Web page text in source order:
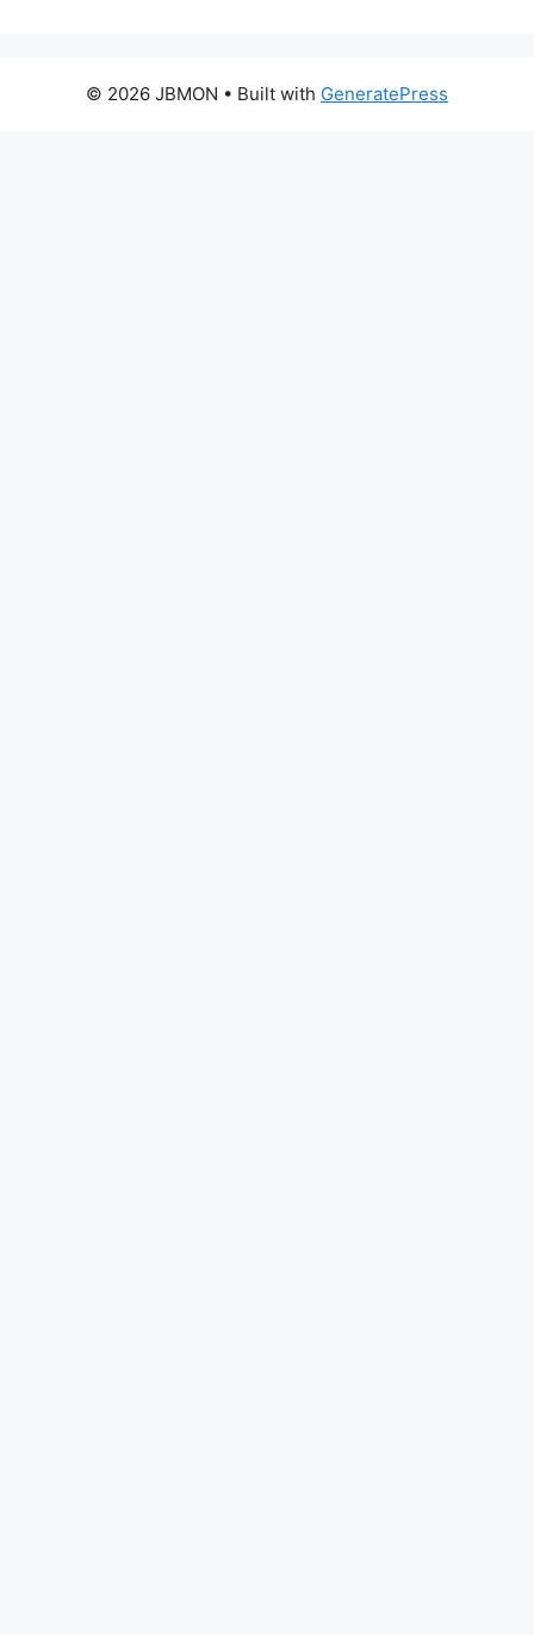
© 2026 JBMON • Built with GeneratePress